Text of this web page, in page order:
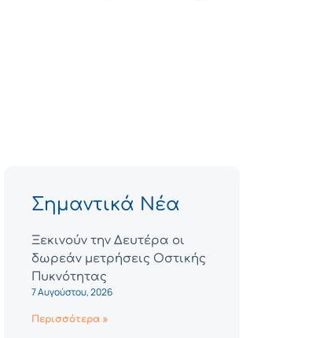
Σημαντικά Νέα
Ξεκινούν την Δευτέρα οι
δωρεάν μετρήσεις Οστικής
Πυκνότητας
7 Αυγούστου, 2026
Περισσότερα »